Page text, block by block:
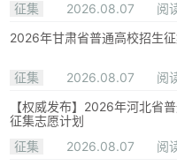
征集 2026.08.07
阅
2026年甘肃省普通高校招生
征集 2026.08.07
阅
【权威发布】2026年河北省
征集志愿计划
征集
2026.08.07
阅